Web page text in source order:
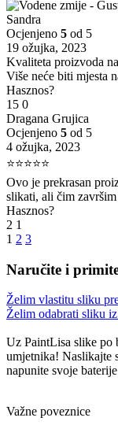
Sandra
Ocjenjeno 5 od 5
19 ožujka, 2023
Kvaliteta proizvoda
Više neće biti mjesta
Hasznos?
15 0
Dragana Grujica
Ocjenjeno 5 od 5
4 ožujka, 2023
⭐⭐⭐⭐⭐
Ovo je prekrasan
slikati, ali čim
Hasznos?
2 1
1 2 3
Naručite i
Želim vlastitu sliku
Želim odabrati sliku
Uz PaintLisa slike po
umjetnika! Naslikajte
napunite svoje
Važne poveznice